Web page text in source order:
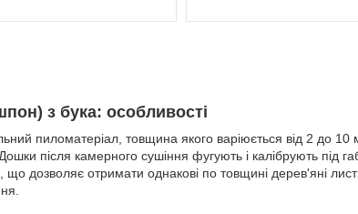
з бука: особливості
пиломатеріал, товщина якого варіюється від 2 до
після камерного сушіння фугують і калібрують під
дозволяє отримати однакові по товщині дерев'яні